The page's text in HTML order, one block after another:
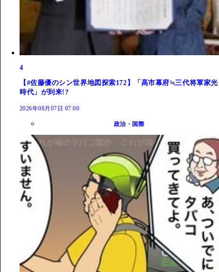
4
【#佐藤優のシン世界地図探索172】「高市幕府≒三代将軍家光
時代」が到来!?
2026年08月07日 07:00
政治・国際